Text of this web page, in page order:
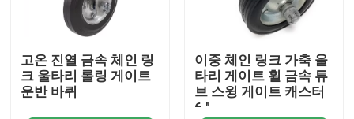
회사 소개
공장 투어
고온 진열 금속 체인 링
크 울타리 롤링 게이트
운반 바퀴
이중 체인 링크 가축 울
타리 게이트 휠 금속 튜
브 스윙 게이트 캐스터
6 "